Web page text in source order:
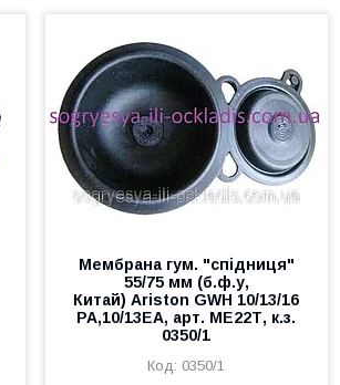
Мембрана гум. "спідниця"
55/75 мм (б.ф.у,
Китай) Ariston GWH 10/13/16
РА,10/13ЕА, арт. МЕ22Т, к.з.
0350/1
0350/1